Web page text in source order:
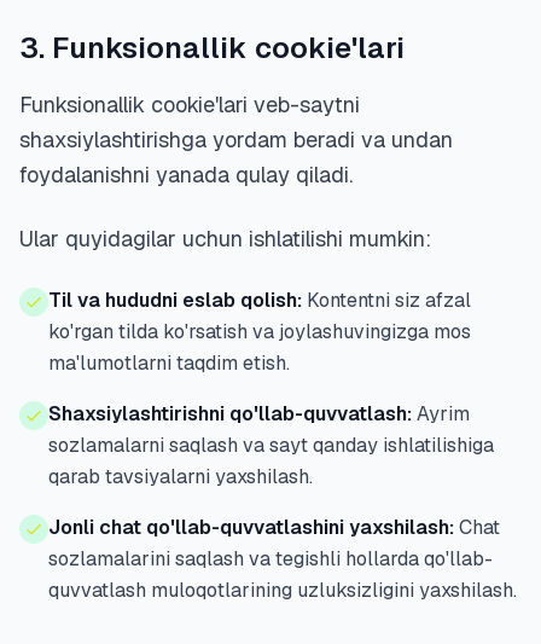
3. Funksionallik cookie'lari
Funksionallik cookie'lari veb-saytni
shaxsiylashtirishga yordam beradi va undan
foydalanishni yanada qulay qiladi.
Ular quyidagilar uchun ishlatilishi mumkin:
Til va hududni eslab qolish: Kontentni siz afzal
ko'rgan tilda ko'rsatish va joylashuvingizga mos
ma'lumotlarni taqdim etish.
Shaxsiylashtirishni qo'llab-quvvatlash:Ayrim
sozlamalarni saqlash va sayt qanday ishlatilishiga
qarab tavsiyalarni yaxshilash.
Jonli chat qo'llab-quvvatlashini yaxshilash:Chat
sozlamalarini saqlash va tegishli hollarda qo'llab-
quvvatlash muloqotlarining uzluksizligini yaxshilash.